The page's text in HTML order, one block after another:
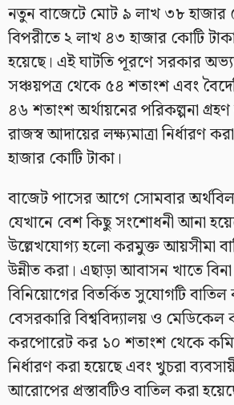
নতুন বাজেটে মোট ৯ লাখ ৩৮ হাজার
বিপরীতে ২ লাখ ৪৩ হাজার কোটি
হয়েছে। এই ঘাটতি পূরণে সরকার
সঞ্চয়পত্র থেকে ৫৪ শতাংশ এবং
৪৬ শতাংশ অর্থায়নের পরিকল্পনা
রাজস্ব আদায়ের লক্ষ্যমাত্রা নির্ধারণ
হাজার কোটি টাকা।
বাজেট পাসের আগে সোমবার
যেখানে বেশ কিছু সংশোধনী আনা
উল্লেখযোগ্য হলো করমুক্ত আয়সীমা
উন্নীত করা। এছাড়া আবাসন খাতে বিনা
বিনিয়োগের বিতর্কিত সুযোগটি বাতিল
বেসরকারি বিশ্ববিদ্যালয় ও
করপোরেট কর ১০ শতাংশ থেকে
নির্ধারণ করা হয়েছে এবং খুচরা
আরোপের প্রস্তাবটিও বাতিল করা